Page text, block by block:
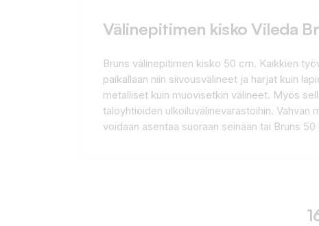
Välinepitimen kisko Vileda
Bruns välinepitimen kisko 50 cm. Kaikkien
paikallaan niin siivousvälineet ja harjat kuin
metalliset kuin muovisetkin välineet. Myös
taloyhtiöiden ulkoiluvälinevarastoihin.
voidaan asentaa suoraan seinään tai Bruns